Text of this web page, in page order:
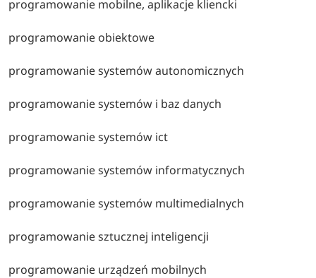
programowanie mobilne, aplikacje kliencki
programowanie obiektowe
programowanie systemów autonomicznych
programowanie systemów i baz danych
programowanie systemów ict
programowanie systemów informatycznych
programowanie systemów multimedialnych
programowanie sztucznej inteligencji
programowanie urządzeń mobilnych